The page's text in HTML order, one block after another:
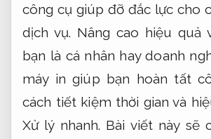
công cụ giúp đỡ đắc lực cho
dịch vụ. Nâng cao hiệu quả
bạn là cá nhân hay doanh
máy in giúp bạn hoàn tất
cách tiết kiệm thời gian và
Xử lý nhanh. Bài viết này sẽ